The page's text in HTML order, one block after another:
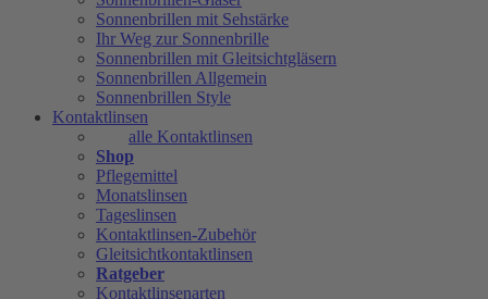
Sonnenbrillen mit Sehstärke
Ihr Weg zur Sonnenbrille
Sonnenbrillen mit Gleitsichtgläsern
Sonnenbrillen Allgemein
Sonnenbrillen Style
Kontaktlinsen
alle Kontaktlinsen
Shop
Pflegemittel
Monatslinsen
Tageslinsen
Kontaktlinsen-Zubehör
Gleitsichtkontaktlinsen
Ratgeber
Kontaktlinsenarten